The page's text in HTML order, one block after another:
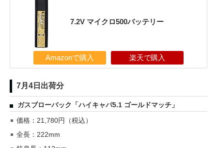
7.2V マイクロ500バッテリー
Amazonで購入 楽天で購入
7月4日出荷分
ガスブローバック「ハイキャパ5.1 ゴールドマッチ」
価格：21,780円（税込）
全長：222mm